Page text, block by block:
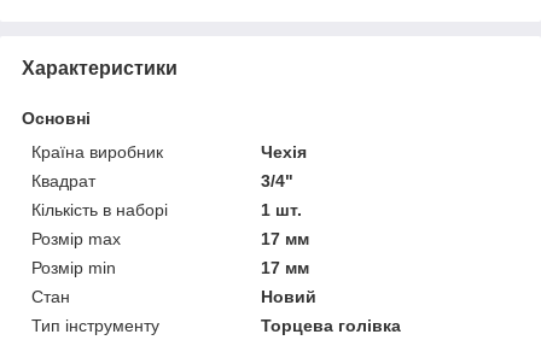
Характеристики
Основні
Країна виробник
Чехія
Квадрат
3/4"
Кількість в наборі
1 шт.
Розмір max
17 мм
Розмір min
17 мм
Стан
Новий
Тип інструменту
Торцева голівка